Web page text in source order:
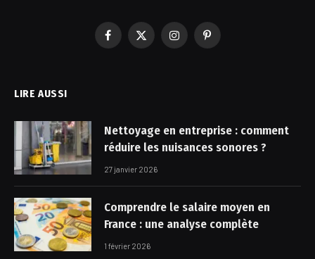
Facebook
X
InstagramPinterest
LIRE AUSSI
Nettoyage en entreprise : comment
réduire les nuisances sonores ?
27 janvier 2026
Comprendre le salaire moyen en
France : une analyse complète
1 février 2026